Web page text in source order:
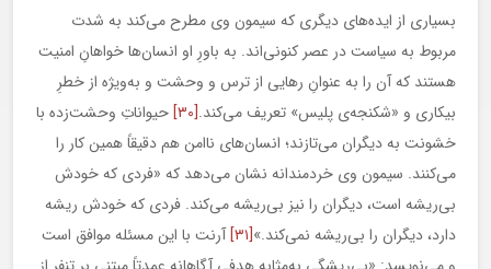
بسیاری از ایده‌های دیگری که سیمون وی مطرح می‌کند به شدت
مربوط به سیاست‌ در عصر کنونی‌اند. به باورِ او انسان‌ها خواهانِ امنیت
هستند که آن را به عنوانِ رهایی از ترس و وحشت و به‌ویژه از خطرِ
بیکاری و «شکنجه‌ی پلیس» تعریف می‌کند.[۳۰]
حیواناتِ وحشت‌زده با
خشونت به دیگران می‌تازند؛ انسان‌های ناامن هم دقیقاً همین کار را
می‌کنند. سیمون وی خردمندانه نشان می‌دهد که «فردی که خودش
بی‌ریشه است، دیگران را نیز بی‌ریشه می‌کند. فردی که خودش ریشه
دارد، دیگران را بی‌ریشه نمی‌کند.»[۳۱]
آرنت با این مسئله موافق است